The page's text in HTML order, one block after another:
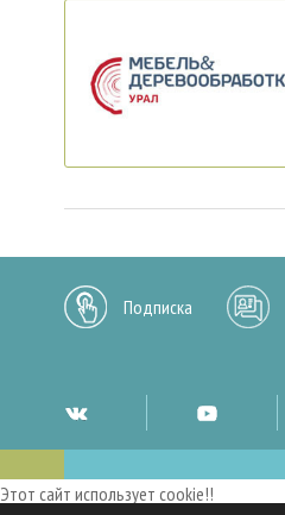
Подписка
Этот сайт использует cookie!!